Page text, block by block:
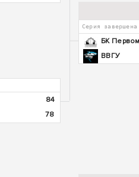
84
78
Серия
БК
ВВГУ